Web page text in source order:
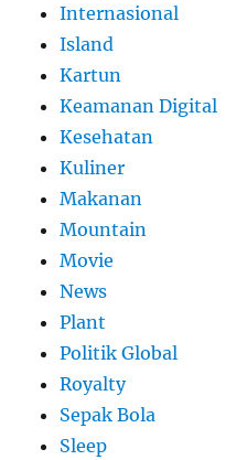
Internasional
Island
Kartun
Keamanan Digital
Kesehatan
Kuliner
Makanan
Mountain
Movie
News
Plant
Politik Global
Royalty
Sepak Bola
Sleep